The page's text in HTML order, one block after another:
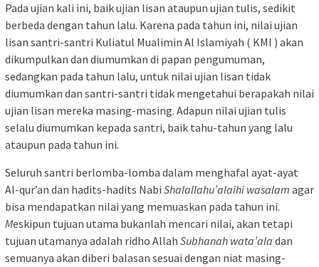
Pada ujian kali ini, baik ujian lisan ataupun ujian tulis, sedikit
berbeda dengan tahun lalu. Karena pada tahun ini, nilai ujian
lisan santri-santri Kuliatul Mualimin Al Islamiyah ( KMI ) akan
dikumpulkan dan diumumkan di papan pengumuman,
sedangkan pada tahun lalu, untuk nilai ujian lisan tidak
diumumkan dan santri-santri tidak mengetahui berapakah nilai
ujian lisan mereka masing-masing. Adapun nilai ujian tulis
selalu diumumkan kepada santri, baik tahu-tahun yang lalu
ataupun pada tahun ini.
Seluruh santri berlomba-lomba dalam menghafal ayat-ayat
Al-qur’an dan hadits-hadits Nabi Shalallahu’alaihi wasalam agar
bisa mendapatkan nilai yang memuaskan pada tahun ini.
Meskipun tujuan utama bukanlah mencari nilai, akan tetapi
tujuan utamanya adalah ridho Allah Subhanah wata’ala dan
semuanya akan diberi balasan sesuai dengan niat masing-